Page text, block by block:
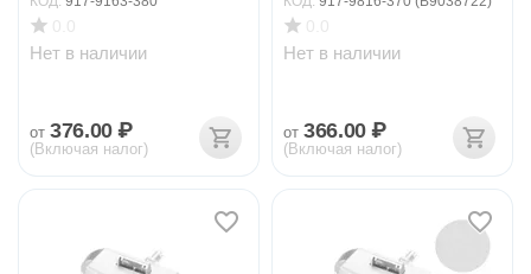
Нет в наличии
от 376.00 ₽
(Включая налог)
Нет в наличии
от 366.00 ₽
(Включая налог)